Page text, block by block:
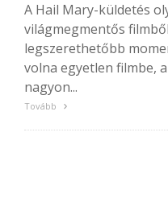
A Hail Mary-küldetés
világmegmentős
legszerethetőbb
volna egyetlen filmbe,
nagyon...
Tovább